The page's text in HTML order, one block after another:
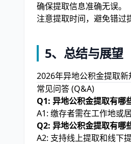
确保提取信息准确无误。
注意提取时间，避免错过
5、总结与展望
2026年异地公积金提取
常见问答 (Q&A)
Q1: 异地公积金提取有哪
A1: 缴存者需在工作地或
Q2: 异地公积金提取有哪
A2: 支持线上提取和线下提